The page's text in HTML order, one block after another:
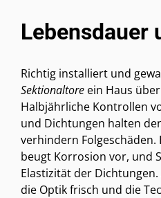
Lebensdauer
Richtig installiert und
Sektionaltore ein Haus
Halbjährliche Kontrollen
und Dichtungen halten
verhindern Folgeschäden.
beugt Korrosion vor, und
Elastizität der
die Optik frisch und die